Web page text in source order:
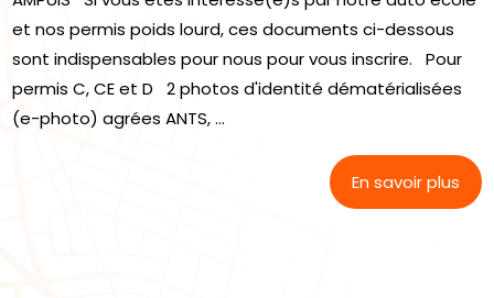
et nos permis poids lourd, ces documents ci-dessous
sont indispensables pour nous pour vous inscrire. Pour
permis C, CE et D 2 photos d'identité dématérialisées
(e-photo) agrées ANTS, ...
En savoir plus